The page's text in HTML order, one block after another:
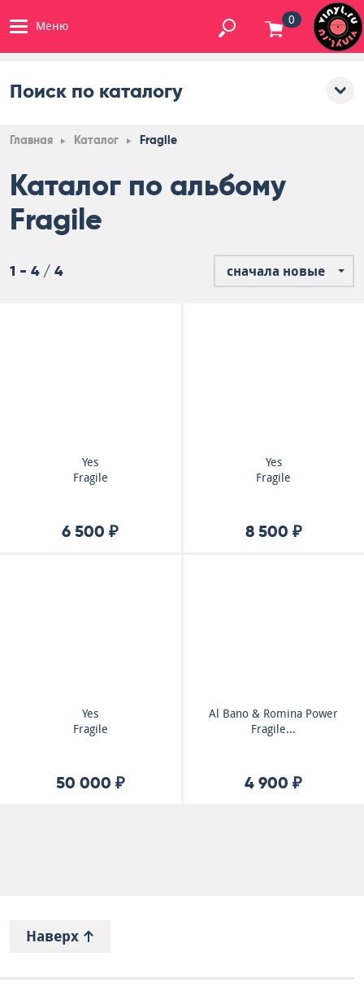
Меню 0
Поиск по каталогу
Главная Каталог Fragile
Каталог по альбому
Fragile
1 - 4 / 4 сначала новые
Yes
Fragile
6 500 ₽
Yes
Fragile
8 500 ₽
Yes
Fragile
50 000 ₽
Al Bano & Romina Power
Fragile...
4 900 ₽
Наверх